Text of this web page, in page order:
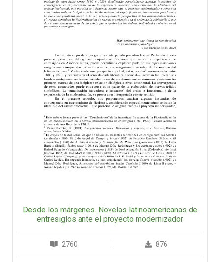
Desde los márgenes. Novelas latinoamericanas de
entresiglos ante el proyecto modernizador
2760 876